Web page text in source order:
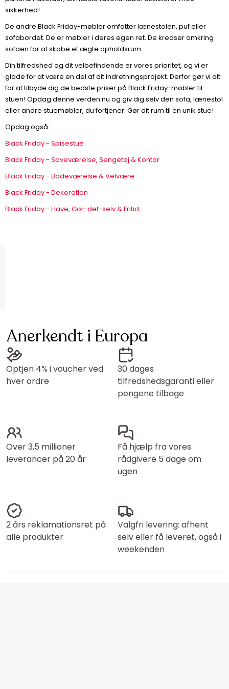
sikkerhed!
De andre Black Friday-møbler omfatter lænestolen, puf eller
sofabordet. De er møbler i deres egen ret. De kredser omkring
sofaen for at skabe et ægte opholdsrum.
Din tilfredshed og dit velbefindende er vores prioritet, og vi er
glade for at være en del af dit indretningsprojekt. Derfor gør vi alt
for at tilbyde dig de bedste priser på Black Friday-møbler til
stuen! Opdag denne verden nu og giv dig selv den sofa, lænestol
eller andre stuemøbler, du fortjener. Gør dit rum til en unik stue!
Opdag også:
Black Friday - Spisestue
Black Friday - Soveværelse, Sengetøj & Kontor
Black Friday - Badeværelse & Velvære
Black Friday - Dekoration
Black Friday - Have, Gør-det-selv & Fritid
Anerkendt i Europa
Optjen 4% i voucher ved
hver ordre
30 dages
tilfredshedsgaranti eller
pengene tilbage
Over 3,5 millioner
leverancer på 20 år
Få hjælp fra vores
rådgivere 5 dage om
ugen
2 års reklamationsret på
alle produkter
Valgfri levering: afhent
selv eller få leveret, også i
weekenden